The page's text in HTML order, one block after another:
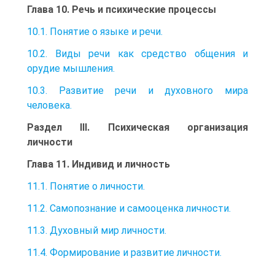
Глава 10. Речь и психические процессы
10.1. Понятие о языке и речи.
10.2. Виды речи как средство общения и
орудие мышления.
10.3. Развитие речи и духовного мира
человека.
Раздел III. Психическая организация
личности
Глава 11. Индивид и личность
11.1. Понятие о личности.
11.2. Самопознание и самооценка личности.
11.3. Духовный мир личности.
11.4. Формирование и развитие личности.